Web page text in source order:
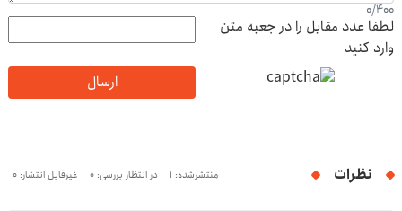
0/400
لطفا عدد مقابل را در جعبه متن
وارد کنید
ارسال
نظرات منتشرشده: 1 در انتظار بررسی: 0 غیرقابل انتشار: 0